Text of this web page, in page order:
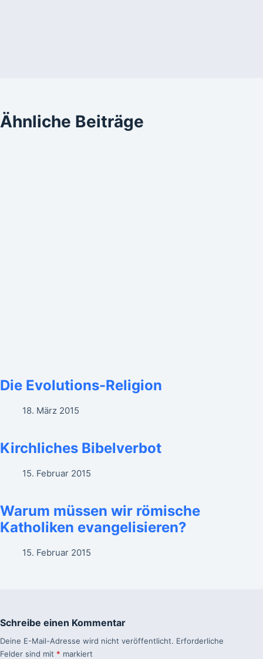
Ähnliche Beiträge
Die Evolutions-Religion
18. März 2015
Kirchliches Bibelverbot
15. Februar 2015
Warum müssen wir römische
Katholiken evangelisieren?
15. Februar 2015
Schreibe einen Kommentar
Deine E-Mail-Adresse wird nicht veröffentlicht. Erforderliche
Felder sind mit * markiert